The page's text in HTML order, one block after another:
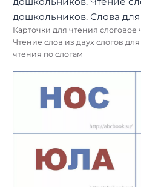
Карточки для чтения
Чтение слов из двух слогов
чтения по слогам